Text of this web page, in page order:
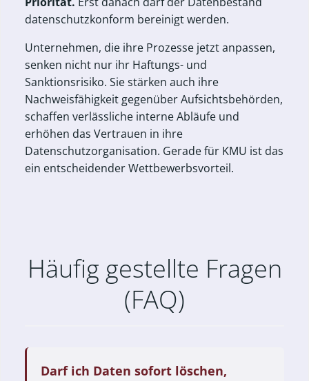
datenschutzkonform bereinigt werden.
Unternehmen, die ihre Prozesse jetzt anpassen,
senken nicht nur ihr Haftungs- und
Sanktionsrisiko. Sie stärken auch ihre
Nachweisfähigkeit gegenüber Aufsichtsbehörden,
schaffen verlässliche interne Abläufe und
erhöhen das Vertrauen in ihre
Datenschutzorganisation. Gerade für KMU ist das
ein entscheidender Wettbewerbsvorteil.
Häufig gestellte Fragen
(FAQ)
Darf ich Daten sofort löschen,